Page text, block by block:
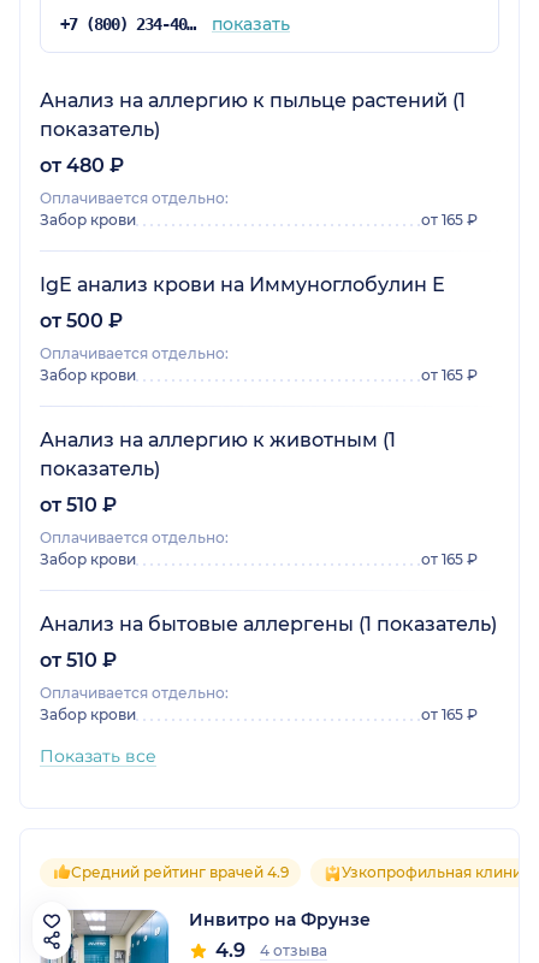
+7 (800) 234-40-50 показать
Анализ на аллергию к пыльце растений (1
показатель)
от 480 ₽
Оплачивается отдельно:
Забор крови
от 165 ₽
IgE анализ крови на Иммуноглобулин Е
от 500 ₽
Оплачивается отдельно:
Забор крови
от 165 ₽
Анализ на аллергию к животным (1
показатель)
от 510 ₽
Оплачивается отдельно:
Забор крови
от 165 ₽
Анализ на бытовые аллергены (1 показатель)
от 510 ₽
Оплачивается отдельно:
Забор крови
от 165 ₽
Показать все
Средний рейтинг врачей 4.9 Узкопрофильная клиника
Инвитро на Фрунзе
4.9 4 отзыва